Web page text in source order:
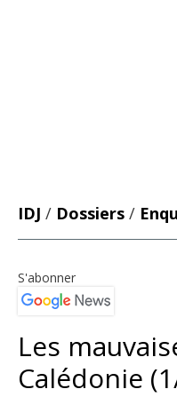
IDJ / Dossiers /
S'abonner
Les
Calédonie